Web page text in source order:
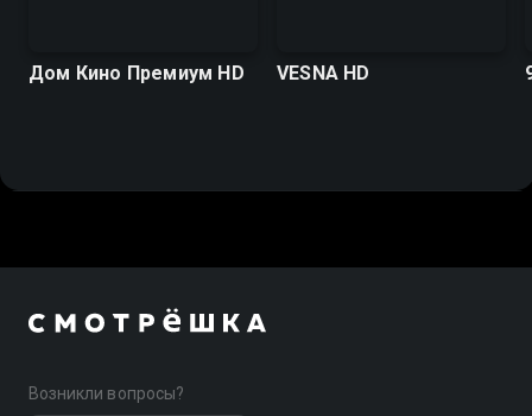
Дом Кино Премиум HD VESNA HD
Возникли вопросы?